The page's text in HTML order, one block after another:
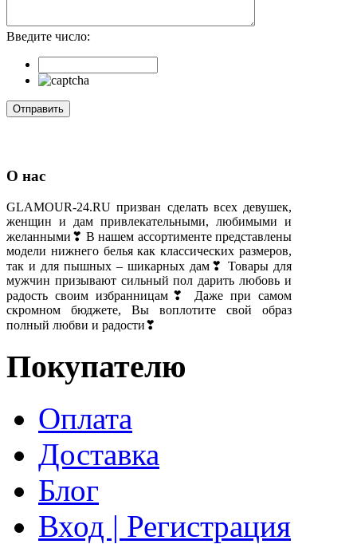
Введите число:
О нас
GLAMOUR-24.RU призван сделать всех девушек,
женщин и дам привлекательными, любимыми и
желанными❣ В нашем ассортименте представлены
модели нижнего белья как классических размеров,
так и для пышных – шикарных дам❣ Товары для
мужчин призывают сильный пол дарить любовь и
радость своим избранницам❣ Даже при самом
скромном бюджете, Вы воплотите свой образ
полный любви и радости❣
Покупателю
Оплата
Доставка
Блог
Вход | Регистрация